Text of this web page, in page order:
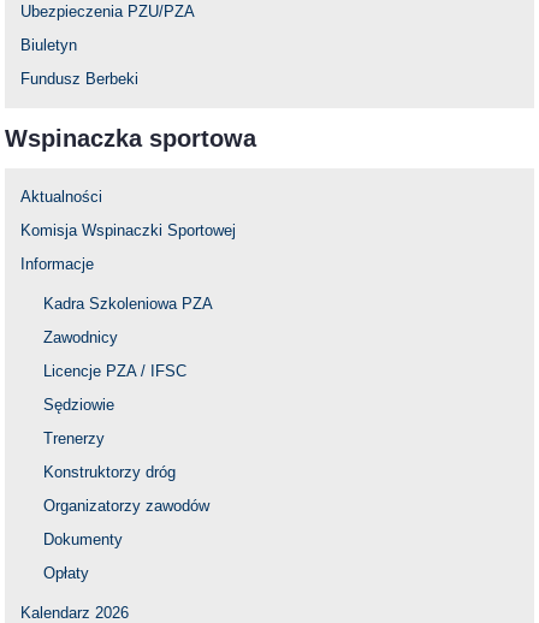
Ubezpieczenia PZU/PZA
Biuletyn
Fundusz Berbeki
Wspinaczka sportowa
Aktualności
Komisja Wspinaczki Sportowej
Informacje
Kadra Szkoleniowa PZA
Zawodnicy
Licencje PZA / IFSC
Sędziowie
Trenerzy
Konstruktorzy dróg
Organizatorzy zawodów
Dokumenty
Opłaty
Kalendarz 2026